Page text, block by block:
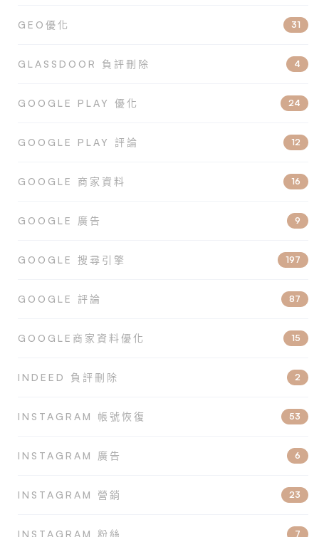
GEO優化 31
GLASSDOOR 負評刪除 4
GOOGLE PLAY 優化 24
GOOGLE PLAY 評論 12
GOOGLE 商家資料 16
GOOGLE 廣告 9
GOOGLE 搜尋引擎 197
GOOGLE 評論 87
GOOGLE商家資料優化 15
INDEED 負評刪除 2
INSTAGRAM 帳號恢復 53
INSTAGRAM 廣告 6
INSTAGRAM 營銷 23
INSTAGRAM 粉絲 7